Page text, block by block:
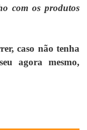
com os produtos
caso não tenha
agora mesmo,